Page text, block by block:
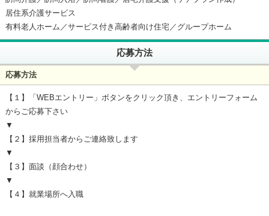
居住系介護サービス
有料老人ホーム／サービス付き高齢者向け住宅／グループホーム
応募方法
応募方法
【１】「WEBエントリー」ボタンをクリック頂き、エントリーフォーム
からご応募下さい
▼
【２】採用担当者からご連絡致します
▼
【３】面談（顔合わせ）
▼
【４】就業場所へ入職